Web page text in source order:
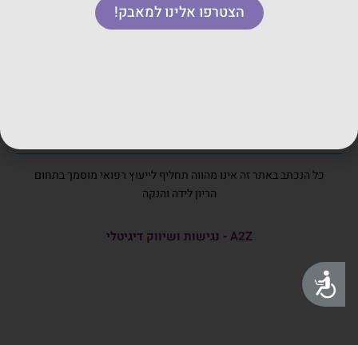
נגישות
כל הנכתב באתר זה אינו מהווה תחליף לייעוץ רפואי מוסמך בתחום
הריון לידה והנקה
A2Z - נגישות ושיווק דיגיטלי
הצטרפו אלינו למאבק!